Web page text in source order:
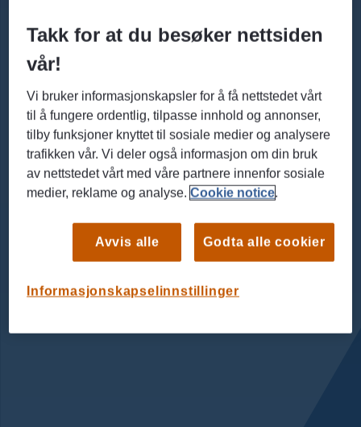
Takk for at du besøker nettsiden
vår!
Vi bruker informasjonskapsler for å få nettstedet vårt
til å fungere ordentlig, tilpasse innhold og annonser,
tilby funksjoner knyttet til sosiale medier og analysere
trafikken vår. Vi deler også informasjon om din bruk
av nettstedet vårt med våre partnere innenfor sosiale
medier, reklame og analyse.Cookie notice.
Informasjonskapselinnstillinger
Avvis alle Godta alle cookier